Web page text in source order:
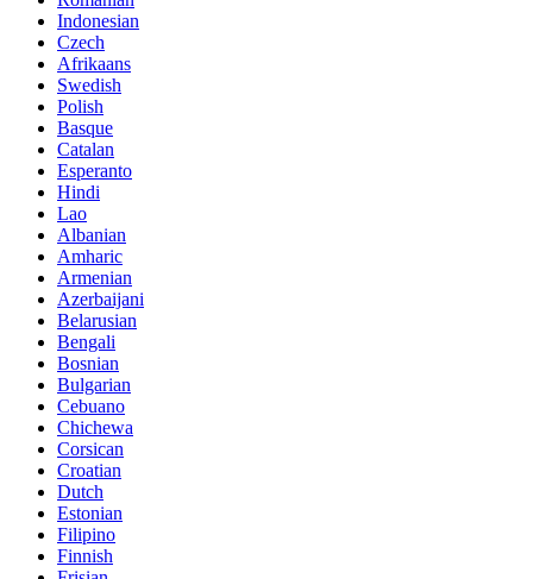
Indonesian
Czech
Afrikaans
Swedish
Polish
Basque
Catalan
Esperanto
Hindi
Lao
Albanian
Amharic
Armenian
Azerbaijani
Belarusian
Bengali
Bosnian
Bulgarian
Cebuano
Chichewa
Corsican
Croatian
Dutch
Estonian
Filipino
Finnish